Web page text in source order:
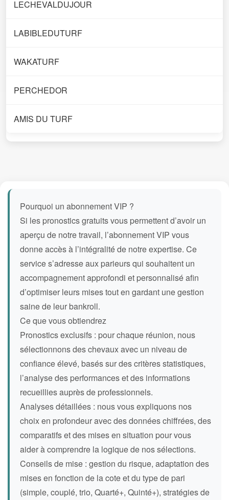
LECHEVALDUJOUR
LABIBLEDUTURF
WAKATURF
PERCHEDOR
AMIS DU TURF
Pourquoi un abonnement VIP ?
Si les pronostics gratuits vous permettent d’avoir un
aperçu de notre travail, l’abonnement VIP vous
donne accès à l’intégralité de notre expertise. Ce
service s’adresse aux parieurs qui souhaitent un
accompagnement approfondi et personnalisé afin
d’optimiser leurs mises tout en gardant une gestion
saine de leur bankroll.
Ce que vous obtiendrez
Pronostics exclusifs : pour chaque réunion, nous
sélectionnons des chevaux avec un niveau de
confiance élevé, basés sur des critères statistiques,
l’analyse des performances et des informations
recueillies auprès de professionnels.
Analyses détaillées : nous vous expliquons nos
choix en profondeur avec des données chiffrées, des
comparatifs et des mises en situation pour vous
aider à comprendre la logique de nos sélections.
Conseils de mise : gestion du risque, adaptation des
mises en fonction de la cote et du type de pari
(simple, couplé, trio, Quarté+, Quinté+), stratégies de